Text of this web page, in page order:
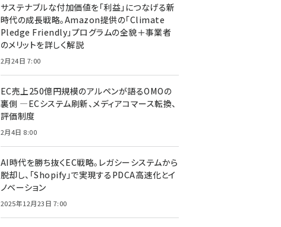
サステナブルな付加価値を「利益」につなげる新
時代の成長戦略。Amazon提供の「Climate
Pledge Friendly」プログラムの全貌＋事業者
のメリットを詳しく解説
2月24日 7:00
EC売上250億円規模のアルペンが語るOMOの
裏側 ―ECシステム刷新、メディアコマース転換、
評価制度
2月4日 8:00
AI時代を勝ち抜くEC戦略。レガシーシステムから
脱却し、「Shopify」で実現するPDCA高速化とイ
ノベーション
2025年12月23日 7:00